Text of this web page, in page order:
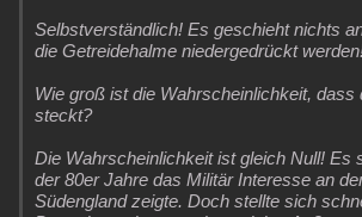
Selbstverständlich! Es geschieht nichts
die Getreidehalme niedergedrückt
Wie groß ist die Wahrscheinlichkeit, dass
steckt?
Die Wahrscheinlichkeit ist gleich Null! Es
der 80er Jahre das Militär Interesse an
Südengland zeigte. Doch stellte sich